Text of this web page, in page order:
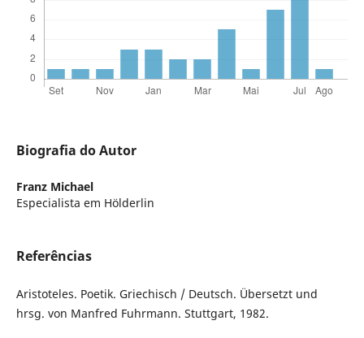
Biografia do Autor
Franz Michael
Especialista em Hölderlin
Referências
Aristoteles. Poetik. Griechisch / Deutsch. Übersetzt und
hrsg. von Manfred Fuhrmann. Stuttgart, 1982.